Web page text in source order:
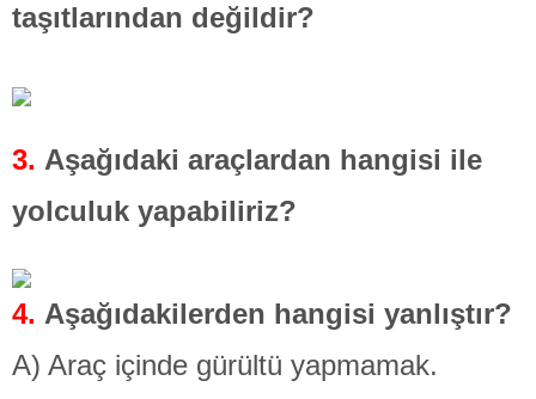
taşıtlarından değildir?
3. Aşağıdaki araçlardan hangisi ile
yolculuk yapabiliriz?
4. Aşağıdakilerden hangisi yanlıştır?
A) Araç içinde gürültü yapmamak.